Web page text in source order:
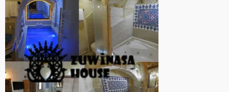
ARDUINO PROJELERI
Arduino ile Pil Testi